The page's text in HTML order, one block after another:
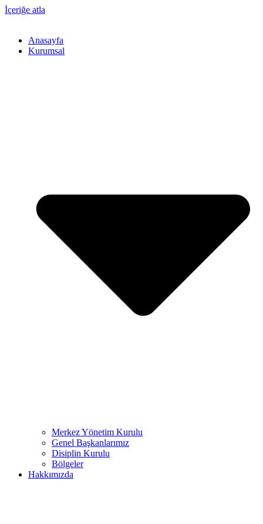
İçeriğe atla
Anasayfa
Kurumsal
Merkez Yönetim Kurulu
Genel Başkanlarımız
Disiplin Kurulu
Bölgeler
Hakkımızda